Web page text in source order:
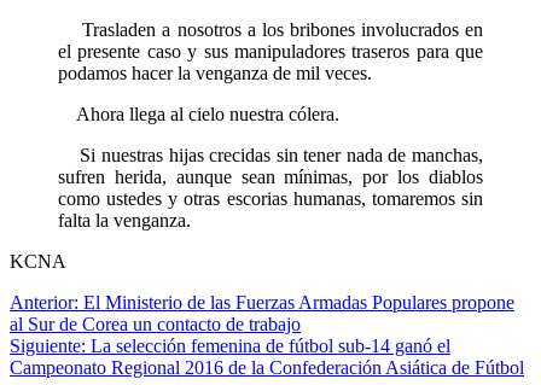
Trasladen a nosotros a los bribones involucrados en
el presente caso y sus manipuladores traseros para que
podamos hacer la venganza de mil veces.
Ahora llega al cielo nuestra cólera.
Si nuestras hijas crecidas sin tener nada de manchas,
sufren herida, aunque sean mínimas, por los diablos
como ustedes y otras escorias humanas, tomaremos sin
falta la venganza.
KCNA
Navegación
de
entradas
Anterior: El Ministerio de las Fuerzas Armadas Populares propone
al Sur de Corea un contacto de trabajo
Siguiente: La selección femenina de fútbol sub-14 ganó el
Campeonato Regional 2016 de la Confederación Asiática de Fútbol